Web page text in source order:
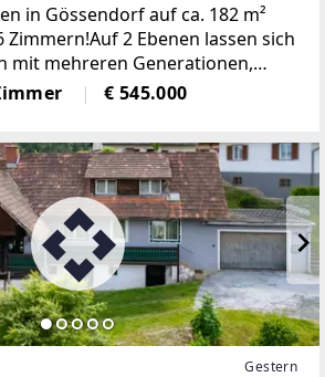
in Gössendorf auf ca. 182 m²
2 Ebenen lassen sich
mit mehreren Generationen,
und Arbeiten perfekt
geschnittene Grundriss, der
€ 545.000
Gestern